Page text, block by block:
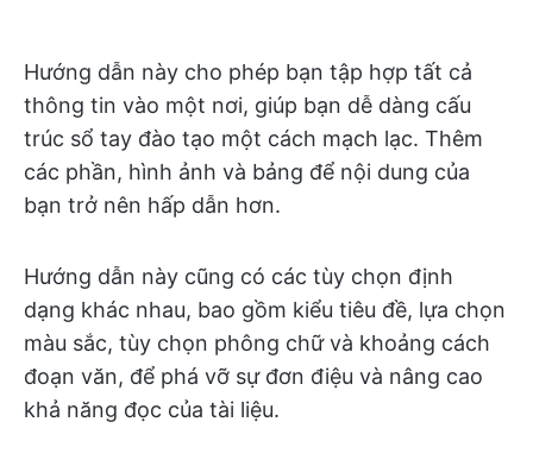
Hướng dẫn này cho phép bạn tập hợp tất cả
thông tin vào một nơi, giúp bạn dễ dàng cấu
trúc sổ tay đào tạo một cách mạch lạc. Thêm
các phần, hình ảnh và bảng để nội dung của
bạn trở nên hấp dẫn hơn.
Hướng dẫn này cũng có các tùy chọn định
dạng khác nhau, bao gồm kiểu tiêu đề, lựa chọn
màu sắc, tùy chọn phông chữ và khoảng cách
đoạn văn, để phá vỡ sự đơn điệu và nâng cao
khả năng đọc của tài liệu.